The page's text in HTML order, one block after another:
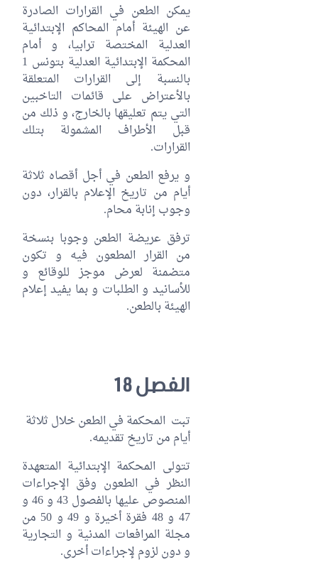
يمكن الطعن في القرارات الصادرة
عن الهيئة أمام المحاكم الإبتدائية
العدلية المختصة ترابيا، و أمام
المحكمة الإبتدائية العدلية بتونس 1
بالنسبة إلى القرارات المتعلقة
بالأعتراض على قائمات التاخبين
التي يتم تعليقها بالخارج، و ذلك من
قبل الأطراف المشمولة بتلك
القرارات.
و يرفع الطعن في أجل أقصاه ثلاثة
أيام من تاريخ الإعلام بالقرار، دون
وجوب إنابة محام.
ترفق عريضة الطعن وجوبا بنسخة
من القرار المطعون فيه و تكون
متضمنة لعرض موجز للوقائع و
للأسانيد و الطلبات و بما يفيد إعلام
الهيئة بالطعن.
الفصل 18
تبت المحكمة في الطعن خلال ثلاثة
أيام من تاريخ تقديمه.
تتولى المحكمة الإبتدائية المتعهدة
النظر في الطعون وفق الإجراءات
المنصوص عليها بالفصول 43 و 46 و
47 و 48 فقرة أخيرة و 49 و 50 من
مجلة المرافعات المدنية و التجارية
و دون لزوم لإجراءات أخرى.